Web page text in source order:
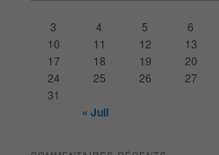
3
4 5 6
10
11 12 13
17
18 19 20
24
25 26 27
31
« Juil